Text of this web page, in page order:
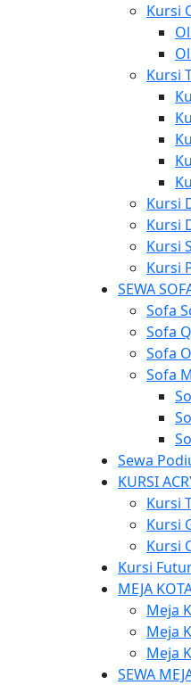
Kursi
Kursi
Kursi
Kursi
Kursi
Kursi
SEWA
Sofa
Sofa
Sofa
Sofa
Sewa
KURSI
Kursi
Kursi
Kursi
Kursi
MEJA
Meja
Meja
Meja
SEWA